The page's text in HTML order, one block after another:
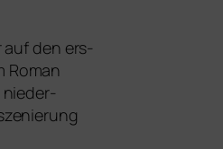
auf den ers­
Roman
nie­der­